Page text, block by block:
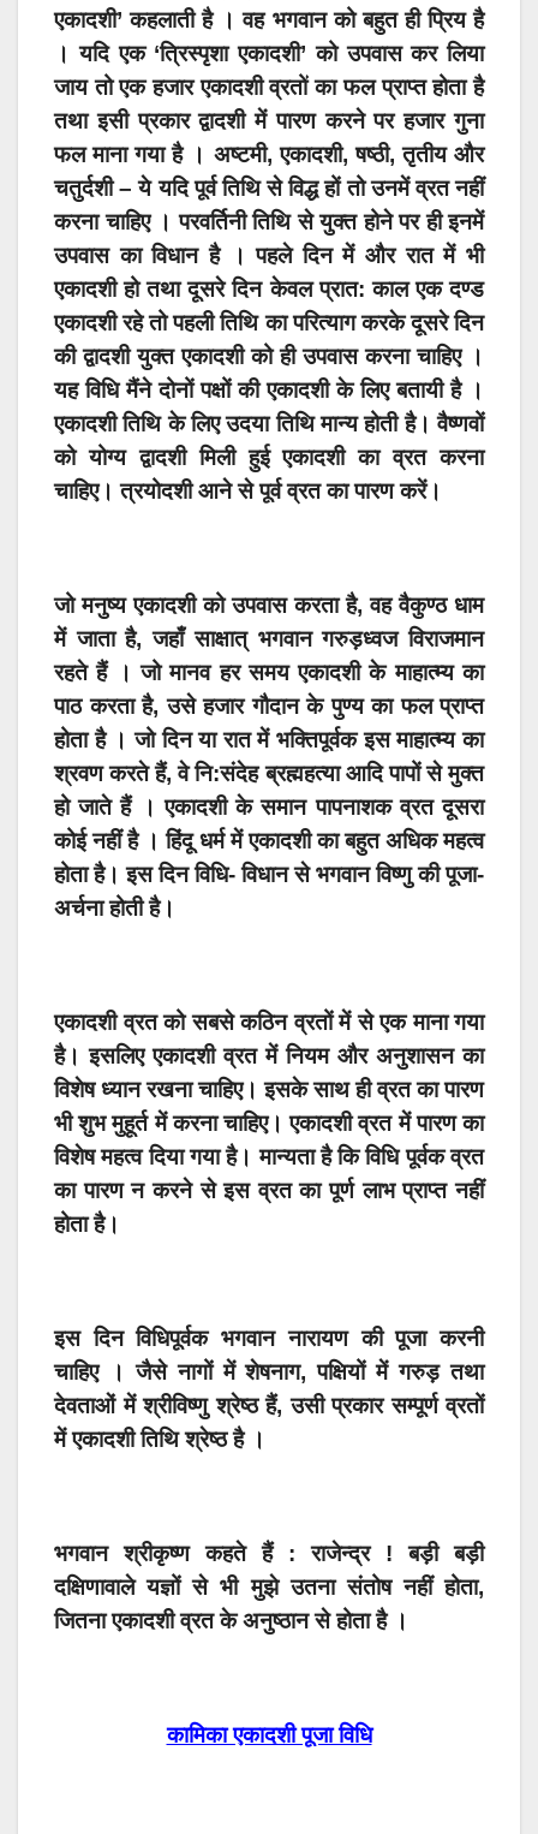
एकादशी’ कहलाती है । वह भगवान को बहुत ही प्रिय है
। यदि एक ‘त्रिस्पृशा एकादशी’ को उपवास कर लिया
जाय तो एक हजार एकादशी व्रतों का फल प्राप्त होता है
तथा इसी प्रकार द्वादशी में पारण करने पर हजार गुना
फल माना गया है । अष्टमी, एकादशी, षष्ठी, तृतीय और
चतुर्दशी – ये यदि पूर्व तिथि से विद्ध हों तो उनमें व्रत नहीं
करना चाहिए । परवर्तिनी तिथि से युक्त होने पर ही इनमें
उपवास का विधान है । पहले दिन में और रात में भी
एकादशी हो तथा दूसरे दिन केवल प्रात: काल एक दण्ड
एकादशी रहे तो पहली तिथि का परित्याग करके दूसरे दिन
की द्वादशी युक्त एकादशी को ही उपवास करना चाहिए ।
यह विधि मैंने दोनों पक्षों की एकादशी के लिए बतायी है ।
एकादशी तिथि के लिए उदया तिथि मान्य होती है। वैष्णवों
को योग्य द्वादशी मिली हुई एकादशी का व्रत करना
चाहिए। त्रयोदशी आने से पूर्व व्रत का पारण करें।
जो मनुष्य एकादशी को उपवास करता है, वह वैकुण्ठ धाम
में जाता है, जहाँ साक्षात् भगवान गरुड़ध्वज विराजमान
रहते हैं । जो मानव हर समय एकादशी के माहात्म्यका
पाठ करता है, उसे हजार गौदान के पुण्य का फल प्राप्त
होता है । जो दिन या रात में भक्तिपूर्वक इस माहात्म्य का
श्रवण करते हैं, वे नि:संदेह ब्रह्महत्या आदि पापों से मुक्त
हो जाते हैं । एकादशी के समान पापनाशक व्रत दूसरा
कोई नहीं है ।हिंदू धर्म में एकादशी का बहुत अधिक महत्व
होता है। इस दिन विधि- विधान से भगवान विष्णु की पूजा-
अर्चना होती है।
एकादशी व्रत को सबसे कठिन व्रतों में से एक माना गया
है। इसलिए एकादशी व्रत में नियम और अनुशासन का
विशेष ध्यान रखना चाहिए। इसके साथ ही व्रत का पारण
भी शुभ मुहूर्त में करना चाहिए। एकादशी व्रत में पारण का
विशेष महत्व दिया गया है। मान्यता है कि विधि पूर्वक व्रत
का पारण न करने से इस व्रत का पूर्ण लाभ प्राप्त नहीं
होता है।
इस दिन विधिपूर्वक भगवान नारायण की पूजा करनी
चाहिए । जैसे नागों में शेषनाग, पक्षियों में गरुड़ तथा
देवताओं में श्रीविष्णु श्रेष्ठ हैं, उसी प्रकार सम्पूर्ण व्रतों
में एकादशी तिथि श्रेष्ठ है ।
भगवान श्रीकृष्ण कहते हैं : राजेन्द्र ! बड़ी बड़ी
दक्षिणावाले यज्ञों से भी मुझे उतना संतोष नहीं होता,
जितना एकादशी व्रत के अनुष्ठान से होता है ।
कामिका एकादशी पूजा विधि